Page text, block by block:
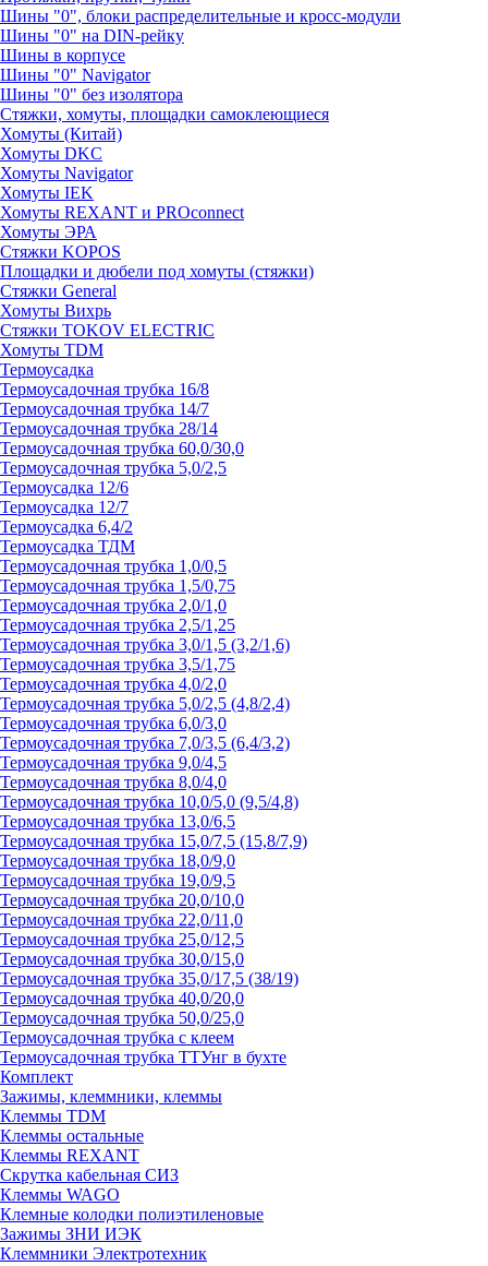
Шины "0", блоки распределительные и кросс-модули
Шины "0" на DIN-рейку
Шины в корпусе
Шины "0" Navigator
Шины "0" без изолятора
Стяжки, хомуты, площадки самоклеющиеся
Хомуты (Китай)
Хомуты DKC
Хомуты Navigator
Хомуты IEK
Хомуты REXANT и PROconnect
Хомуты ЭРА
Стяжки KOPOS
Площадки и дюбели под хомуты (стяжки)
Стяжки General
Хомуты Вихрь
Стяжки TOKOV ELECTRIC
Хомуты TDM
Термоусадка
Термоусадочная трубка 16/8
Термоусадочная трубка 14/7
Термоусадочная трубка 28/14
Термоусадочная трубка 60,0/30,0
Термоусадочная трубка 5,0/2,5
Термоусадка 12/6
Термоусадка 12/7
Термоусадка 6,4/2
Термоусадка ТДМ
Термоусадочная трубка 1,0/0,5
Термоусадочная трубка 1,5/0,75
Термоусадочная трубка 2,0/1,0
Термоусадочная трубка 2,5/1,25
Термоусадочная трубка 3,0/1,5 (3,2/1,6)
Термоусадочная трубка 3,5/1,75
Термоусадочная трубка 4,0/2,0
Термоусадочная трубка 5,0/2,5 (4,8/2,4)
Термоусадочная трубка 6,0/3,0
Термоусадочная трубка 7,0/3,5 (6,4/3,2)
Термоусадочная трубка 9,0/4,5
Термоусадочная трубка 8,0/4,0
Термоусадочная трубка 10,0/5,0 (9,5/4,8)
Термоусадочная трубка 13,0/6,5
Термоусадочная трубка 15,0/7,5 (15,8/7,9)
Термоусадочная трубка 18,0/9,0
Термоусадочная трубка 19,0/9,5
Термоусадочная трубка 20,0/10,0
Термоусадочная трубка 22,0/11,0
Термоусадочная трубка 25,0/12,5
Термоусадочная трубка 30,0/15,0
Термоусадочная трубка 35,0/17,5 (38/19)
Термоусадочная трубка 40,0/20,0
Термоусадочная трубка 50,0/25,0
Термоусадочная трубка с клеем
Термоусадочная трубка ТТУнг в бухте
Комплект
Зажимы, клеммники, клеммы
Клеммы TDM
Клеммы остальные
Клеммы REXANT
Скрутка кабельная СИЗ
Клеммы WAGO
Клемные колодки полиэтиленовые
Зажимы ЗНИ ИЭК
Клеммники Электротехник